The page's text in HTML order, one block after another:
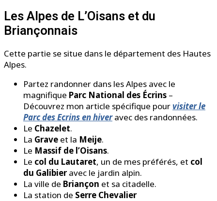
Les Alpes de L’Oisans et du
Briançonnais
Cette partie se situe dans le département des Hautes
Alpes.
Partez randonner dans les Alpes avec le
magnifique Parc National des Écrins –
Découvrez mon article spécifique pour visiter le
Parc des Ecrins en hiveravec des randonnées.
Le Chazelet.
La Grave et la Meije.
Le Massif de l’Oisans.
Le col du Lautaret, un de mes préférés, et col
du Galibieravec le jardin alpin.
La ville de Briançon et sa citadelle.
La station de Serre Chevalier